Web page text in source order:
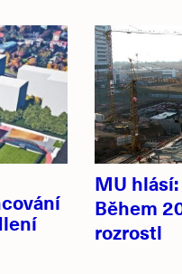
MU
Během
rozrostl